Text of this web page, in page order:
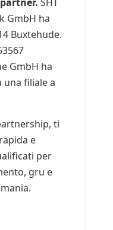
GmbH ha
Buxtehude.
GmbH ha
una filiale a
ti
e
per
gru e